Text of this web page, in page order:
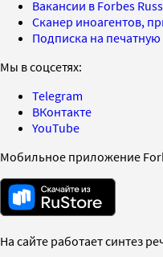
Вакансии в Forbes
Сканер иноагентов,
Подписка на
Мы в соцсетях:
Telegram
ВКонтакте
YouTube
Мобильное приложение
На сайте работает синтез